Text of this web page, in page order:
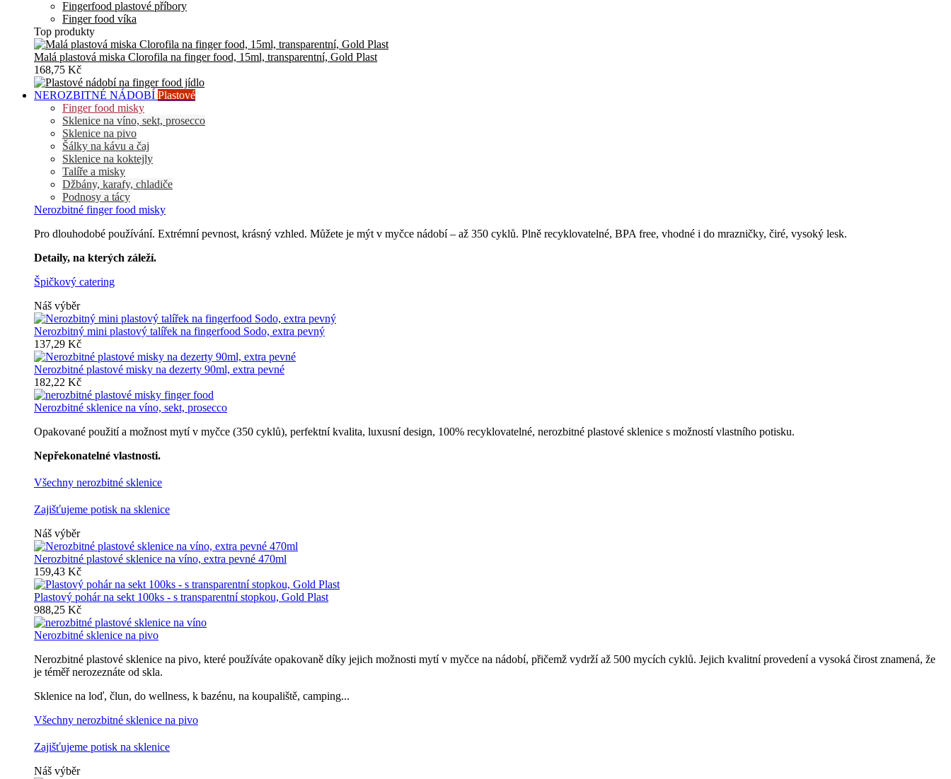
Fingerfood plastové příbory
Finger food víka
Top produkty
Malá plastová miska Clorofila na finger food, 15ml, transparentní, Gold Plast
168,75 Kč
NEROZBITNÉ NÁDOBÍ Plastové
Finger food misky
Sklenice na víno, sekt, prosecco
Sklenice na pivo
Šálky na kávu a čaj
Sklenice na koktejly
Talíře a misky
Džbány, karafy, chladiče
Podnosy a tácy
Nerozbitné finger food misky
Pro dlouhodobé používání. Extrémní pevnost, krásný vzhled. Můžete je mýt v myčce nádobí – až 350 cyklů. Plně recyklovatelné, BPA free, vhodné i do mrazničky, čiré, vysoký lesk.
Detaily, na kterých záleží.
Špičkový catering
Náš výběr
Nerozbitný mini plastový talířek na fingerfood Sodo, extra pevný
137,29 Kč
Nerozbitné plastové misky na dezerty 90ml, extra pevné
182,22 Kč
Nerozbitné sklenice na víno, sekt, prosecco
Opakované použití a možnost mytí v myčce (350 cyklů), perfektní kvalita, luxusní design, 100% recyklovatelné, nerozbitné plastové sklenice s možností vlastního potisku.
Nepřekonatelné vlastnosti.
Všechny nerozbitné sklenice
Zajišťujeme potisk na sklenice
Náš výběr
Nerozbitné plastové sklenice na víno, extra pevné 470ml
159,43 Kč
Plastový pohár na sekt 100ks - s transparentní stopkou, Gold Plast
988,25 Kč
Nerozbitné sklenice na pivo
Nerozbitné plastové sklenice na pivo, které používáte opakovaně díky jejich možnosti mytí v myčce na nádobí, přičemž vydrží až 500 mycích cyklů. Jejich kvalitní provedení a vysoká čirost znamená, že
je téměř nerozeznáte od skla.
Sklenice na loď, člun, do wellness, k bazénu, na koupaliště, camping...
Všechny nerozbitné sklenice na pivo
Zajišťujeme potisk na sklenice
Náš výběr